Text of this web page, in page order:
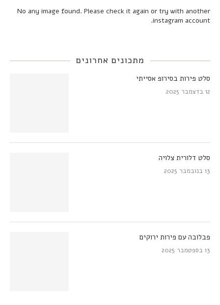
No any image found. Please check it again or try with another
instagram account.
מתכונים אחרונים
סלט פירות בסירופ אסייתי
12 בדצמבר 2025
סלט דלורית צלויה
13 בנובמבר 2025
פבלובה עם פירות ירוקים
13 בספטמבר 2025